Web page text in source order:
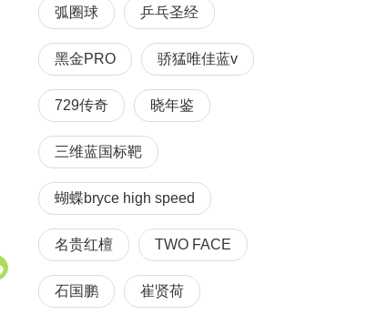
弧圈球 乒乓圣经
黑金PRO 骄猛唯佳蓝v
729传奇 晓年鉴
三维蓝国标靶
蝴蝶bryce high speed
名贵红檀 TWO FACE
石国鹏 崔贤荷